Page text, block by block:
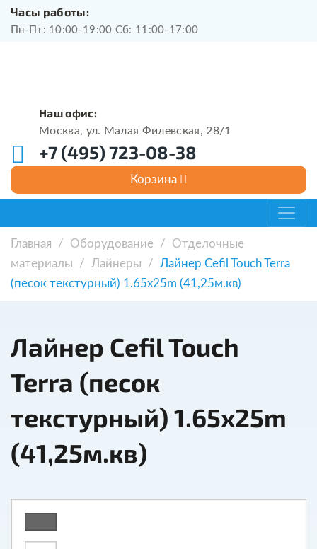
Часы работы:
Пн-Пт: 10:00-19:00 Сб: 11:00-17:00
Наш офис:
Москва, ул. Малая Филевская, 28/1
+7 (495) 723-08-38
Главная / Оборудование /
Отделочные
материалы
/ Лайнеры / Лайнер Cefil Touch Terra
(песок текстурный) 1.65x25m (41,25м.кв)
Лайнер Cefil Touch
Terra (песок
текстурный) 1.65x25m
(41,25м.кв)